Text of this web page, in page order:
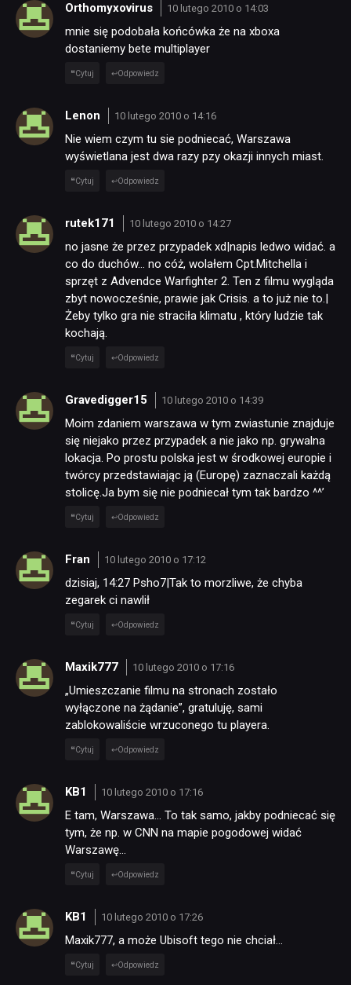
Orthomyxovirus 10 lutego 2010 o 14:03
mnie się podobała końcówka że na xboxa
dostaniemy bete multiplayer
Cytuj Odpowiedz
Lenon 10 lutego 2010 o 14:16
Nie wiem czym tu sie podniecać, Warszawa
wyświetlana jest dwa razy pzy okazji innych miast.
Cytuj Odpowiedz
rutek171 10 lutego 2010 o 14:27
no jasne że przez przypadek xd|napis ledwo widać. a
co do duchów… no cóż, wolałem Cpt.Mitchella i
sprzęt z Advendce Warfighter 2. Ten z filmu wygląda
zbyt nowocześnie, prawie jak Crisis. a to już nie to.|
Żeby tylko gra nie straciła klimatu , który ludzie tak
kochają.
Cytuj Odpowiedz
Gravedigger15 10 lutego 2010 o 14:39
Moim zdaniem warszawa w tym zwiastunie znajduje
się niejako przez przypadek a nie jako np. grywalna
lokacja. Po prostu polska jest w środkowej europie i
twórcy przedstawiając ją (Europę) zaznaczali każdą
stolicę.Ja bym się nie podniecał tym tak bardzo ^^’
Cytuj Odpowiedz
Fran 10 lutego 2010 o 17:12
dzisiaj, 14:27 Psho7|Tak to morzliwe, że chyba
zegarek ci nawlił
Cytuj Odpowiedz
Maxik777 10 lutego 2010 o 17:16
„Umieszczanie filmu na stronach zostało
wyłączone na żądanie”, gratuluję, sami
zablokowaliście wrzuconego tu playera.
Cytuj Odpowiedz
KB1 10 lutego 2010 o 17:16
E tam, Warszawa… To tak samo, jakby podniecać się
tym, że np. w CNN na mapie pogodowej widać
Warszawę…
Cytuj Odpowiedz
KB1 10 lutego 2010 o 17:26
Maxik777, a może Ubisoft tego nie chciał…
Cytuj Odpowiedz